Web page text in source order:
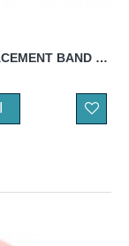
CONTACT FOR XIAOMI Mi BAND 6 REPLACEMENT BAND pink